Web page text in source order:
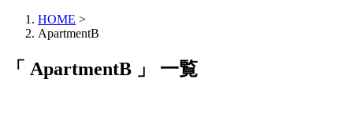
HOME >
ApartmentB
「 ApartmentB 」 一覧